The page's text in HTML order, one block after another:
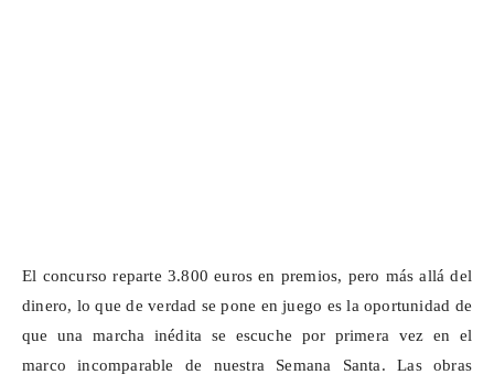
El concurso reparte 3.800 euros en premios, pero más allá del
dinero, lo que de verdad se pone en juego es la oportunidad de
que una marcha inédita se escuche por primera vez en el
marco incomparable de nuestra Semana Santa. Las obras